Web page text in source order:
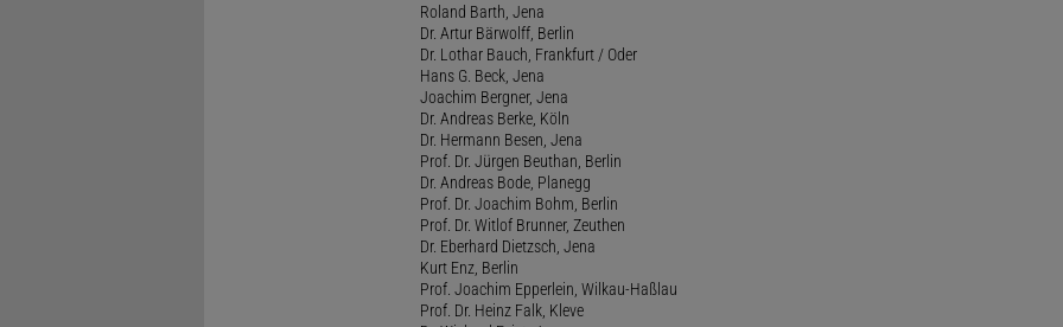
Roland Barth, Jena
Dr. Artur Bärwolff, Berlin
Dr. Lothar Bauch, Frankfurt / Oder
Hans G. Beck, Jena
Joachim Bergner, Jena
Dr. Andreas Berke, Köln
Dr. Hermann Besen, Jena
Prof. Dr. Jürgen Beuthan, Berlin
Dr. Andreas Bode, Planegg
Prof. Dr. Joachim Bohm, Berlin
Prof. Dr. Witlof Brunner, Zeuthen
Dr. Eberhard Dietzsch, Jena
Kurt Enz, Berlin
Prof. Joachim Epperlein, Wilkau-Haßlau
Prof. Dr. Heinz Falk, Kleve